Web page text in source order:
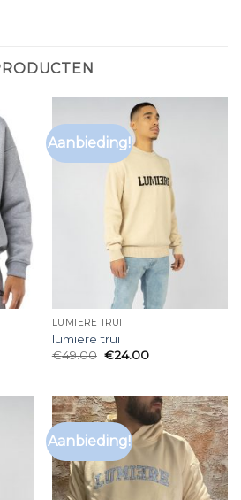
Aanbieding!
LUMIERE TRUI
lumiere trui
€49.00 €24.00
Aanbieding!